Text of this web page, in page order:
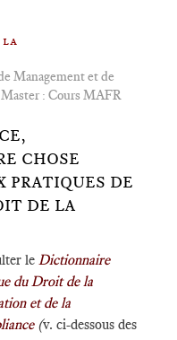
la
Management et de
: Cours MAFR
CHOSE
PRATIQUES DE
DE LA
le Dictionnaire
du Droit de la
et de la
(v. ci-dessous des